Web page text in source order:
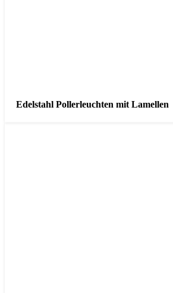
Edelstahl Pollerleuchten mit Lamellen